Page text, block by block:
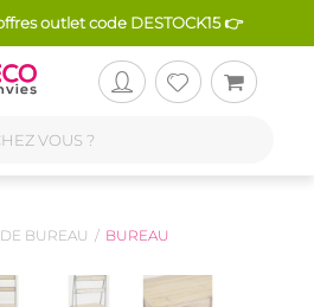
outlet code DESTOCK15 👉
BUREAU BUREAU